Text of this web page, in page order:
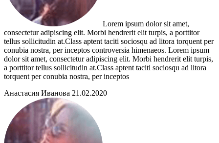
Lorem ipsum dolor sit amet,
consectetur adipiscing elit. Morbi hendrerit elit turpis, a porttitor
tellus sollicitudin at.Class aptent taciti sociosqu ad litora torquent per
conubia nostra, per inceptos controversia himenaeos. Lorem ipsum
dolor sit amet, consectetur adipiscing elit. Morbi hendrerit elit turpis,
a porttitor tellus sollicitudin at.Class aptent taciti sociosqu ad litora
torquent per conubia nostra, per inceptos
Анастасия Иванова 21.02.2020